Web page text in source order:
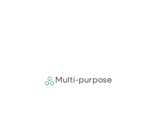
Multi-purpose